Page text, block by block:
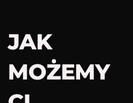
JAK
MOŻEMY